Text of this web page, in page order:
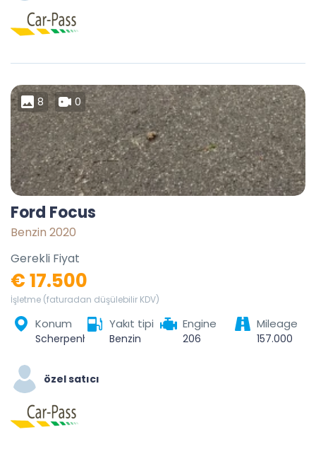
8 0
Ford Focus
Benzin 2020
Gerekli Fiyat
€ 17.500
İşletme (faturadan düşülebilir KDV)
Konum Yakıt tipi
Benzin
Engine
206
Mileage
157.000
özel satıcı